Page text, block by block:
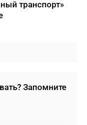
транспорт»
Запомните